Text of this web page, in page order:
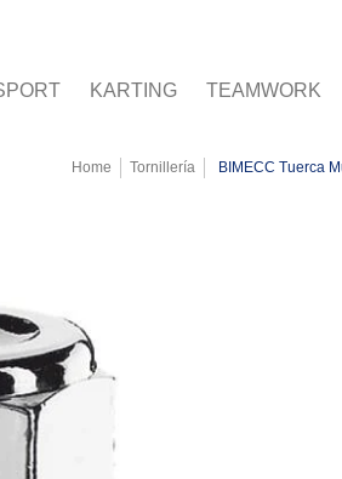
KARTING TEAMWORK
Home Tornillería BIMECC Tuerca